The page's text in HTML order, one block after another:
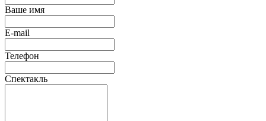
Ваше имя
E-mail
Телефон
Спектакль